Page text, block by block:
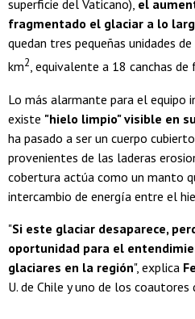
superficie del Vaticano), el
fragmentado el glaciar a lo
quedan tres pequeñas unidades
km2, equivalente a 18 canchas
Lo más alarmante para el equipo
existe "hielo limpio" visible en
ha pasado a ser un cuerpo
provenientes de las laderas
cobertura actúa como un manto
intercambio de energía entre el
"Si este glaciar desaparece,
oportunidad para el
glaciares en la región", explica
U. de Chile y uno de los